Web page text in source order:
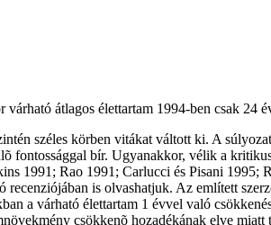
átlagos élettartam 1994-ben csak 24
széles körben vitákat váltott ki. A
fontossággal bír. Ugyanakkor, vélik a
1991; Rao 1991; Carlucci és Pisani 1995;
is olvashatjuk. Az említett
a várható élettartam 1 évvel való
csökkenõ hozadékának elve